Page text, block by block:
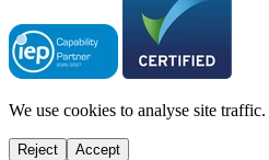
We use cookies to analyse site traffic.
Reject Accept